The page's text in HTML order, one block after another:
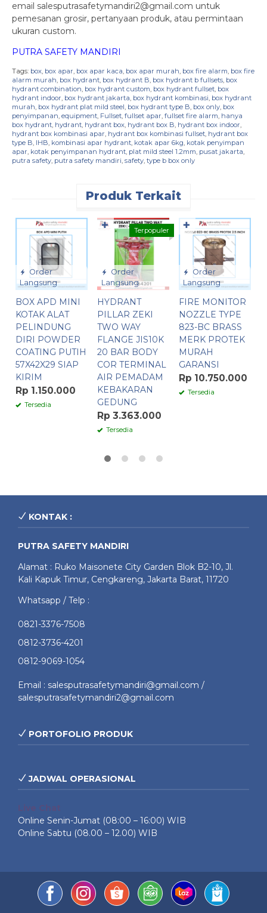
email salesputrasafetymandiri2@gmail.com untuk
pemesanan grosir, pertanyaan produk, atau permintaan
ukuran custom.
PUTRA SAFETY MANDIRI
Tags: box, box apar, box apar kaca, box apar murah, box fire alarm, box fire
alarm murah, box hydrant, box hydrant B, box hydrant b fullsets, box
hydrant combination, box hydrant custom, box hydrant fullset, box
hydrant indoor, box hydrant jakarta, box hydrant kombinasi, box hydrant
murah, box hydrant plat mild steel, box hydrant type B, box only, box
penyimpanan, equipment, Fullset, fullset apar, fullset fire alarm, hanya
box hydrant, hydrant, hydrant box, hydrant box B, hydrant box indoor,
hydrant box kombinasi apar, hydrant box kombinasi fullset, hydrant box
type B, IHB, kombinasi apar hydrant, kotak apar 6kg, kotak penyimpan
apar, kotak penyimpanan hydrant, plat mild steel 1.2mm, pusat jakarta,
putra safety, putra safety mandiri, safety, type b box only
Produk Terkait
Order
Langsung
BOX APD MINI
KOTAK ALAT
PELINDUNG
DIRI POWDER
COATING PUTIH
57X42X29 SIAP
KIRIM
Rp 1.150.000
Tersedia
Order
Langsung
Terpopuler
HYDRANT
PILLAR ZEKI
TWO WAY
FLANGE JIS10K
20 BAR BODY
COR TERMINAL
AIR PEMADAM
KEBAKARAN
GEDUNG
Rp 3.363.000
Tersedia
✚
Order
Langsung
FIRE MONITOR
NOZZLE TYPE
823-BC BRASS
MERK PROTEK
MURAH
GARANSI
Rp 10.750.000
Tersedia
✚
KONTAK :
PUTRA SAFETY MANDIRI
Alamat : Ruko Maisonete City Garden Blok B2-10, Jl.
Kali Kapuk Timur, Cengkareng, Jakarta Barat, 11720
Whatsapp / Telp :
0821-3376-7508
0812-3736-4201
0812-9069-1054
Email : salesputrasafetymandiri@gmail.com /
salesputrasafetymandiri2@gmail.com
PORTOFOLIO PRODUK
JADWAL OPERASIONAL
Live Chat
Online Senin-Jumat (08:00 – 16:00) WIB
Online Sabtu (08.00 – 12.00) WIB